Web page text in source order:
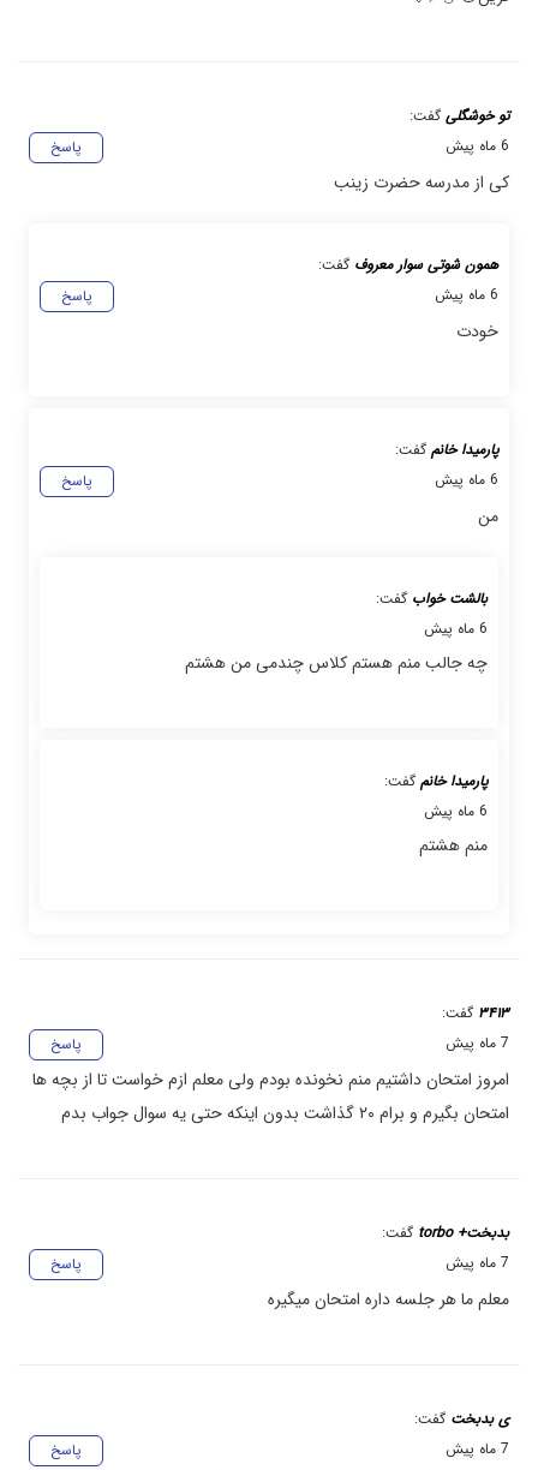
تو خوشگلی گفت:
پاسخ
6 ماه پیش
کی از مدرسه حضرت زینب
همون شوتی سوار معروف گفت:
پاسخ
6 ماه پیش
خودت
پارمیدا خانم گفت:
پاسخ
6 ماه پیش
من
بالشت خواب گفت:
6 ماه پیش
چه جالب منم هستم کلاس چندمی من هشتم
پارمیدا خانم گفت:
6 ماه پیش
منم هشتم
۳۴۱۳ گفت:
پاسخ
7 ماه پیش
امروز امتحان داشتیم منم نخونده بودم ولی معلم ازم خواست تا از بچه ها
امتحان بگیرم و برام ۲۰ گذاشت بدون اینکه حتی یه سوال جواب بدم
بدبخت+ torbo
گفت:
پاسخ
7 ماه پیش
معلم ما هر جلسه داره امتحان میگیره
ی بدبخت گفت:
پاسخ
7 ماه پیش